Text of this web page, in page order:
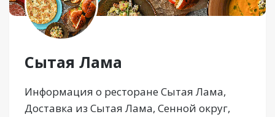
Сытая Лама
Информация о ресторане Сытая Лама,
Доставка из Сытая Лама, Сенной округ,